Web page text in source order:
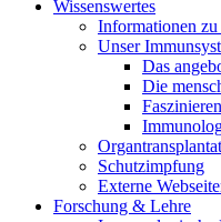
Wissenswertes
Informationen
Unser
Das
Die
Schutzimpfung
Externe
Forschung & Lehre